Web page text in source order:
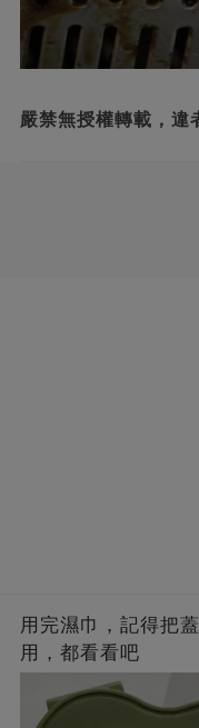
嚴禁無授權轉載，違
用完濕巾，記得把
用，都看看吧